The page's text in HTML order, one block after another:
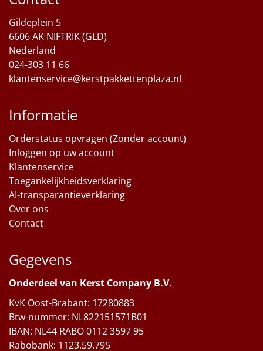
Gildeplein 5
6606 AK NIFTRIK (GLD)
Nederland
024-303 11 66
klantenservice@kerstpakkettenplaza.nl
Informatie
Orderstatus opvragen (Zonder account)
Inloggen op uw account
Klantenservice
Toegankelijkheidsverklaring
AI-transparantieverklaring
Over ons
Contact
Gegevens
Onderdeel van Kerst Company B.V.
KvK Oost-Brabant: 17280883
Btw-nummer: NL822151571B01
IBAN: NL44 RABO 0112 3597 95
Rabobank: 1123.59.795